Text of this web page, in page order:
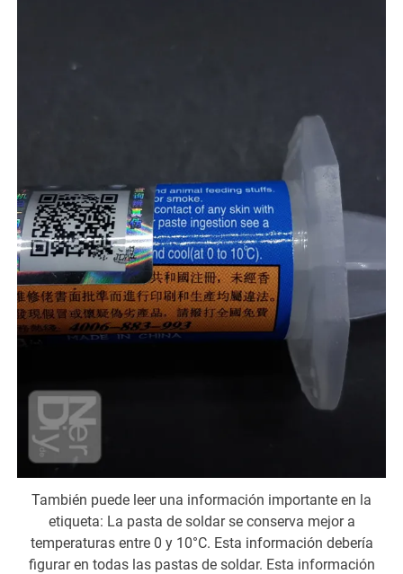
También puede leer una información importante en la
etiqueta: La pasta de soldar se conserva mejor a
temperaturas entre 0 y 10°C. Esta información debería
figurar en todas las pastas de soldar. Esta información